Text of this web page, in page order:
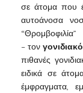
σε άτομα που
αυτοάνοσα
“Θρομβοφιλία”
– τον γονιδιακό
πιθανές
ειδικά σε
έμφραγματα,